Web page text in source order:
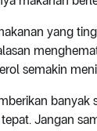
yang
semakin
Jangan